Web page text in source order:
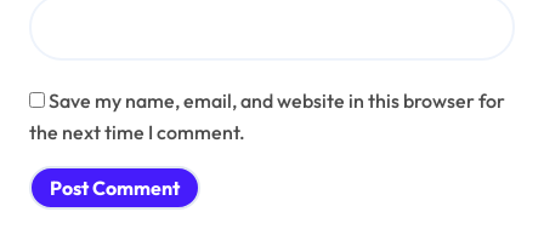
Save my name, email, and website in this browser for
the next time I comment.